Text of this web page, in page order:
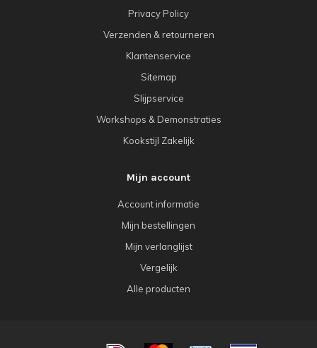
Privacy Policy
Verzenden & retourneren
Klantenservice
Sitemap
Slijpservice
Workshops & Demonstraties
Kookstijl Zakelijk
Mijn account
Account informatie
Mijn bestellingen
Mijn verlanglijst
Vergelijk
Alle producten